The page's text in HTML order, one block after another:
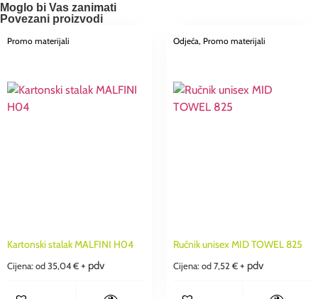
Moglo bi Vas zanimati
Povezani proizvodi
Promo materijali
Kartonski stalak MALFINI H04
Cijena: od 35,04 € + pdv
Odjeća, Promo materijali
Ručnik unisex MID TOWEL 825
Cijena: od 7,52 € + pdv